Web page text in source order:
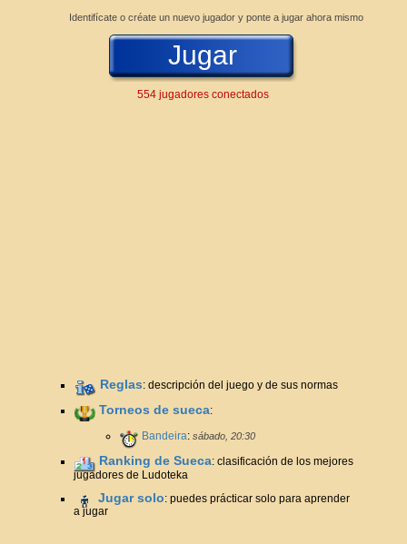
Identifícate o créate un nuevo jugador y ponte a jugar ahora mismo
Jugar
554 jugadores conectados
Reglas: descripción del juego y de sus normas
Torneos de sueca:
Bandeira: sábado, 20:30
Ranking de Sueca: clasificación de los mejores
jugadores de Ludoteka
Jugar solo: puedes prácticar solo para aprender
a jugar